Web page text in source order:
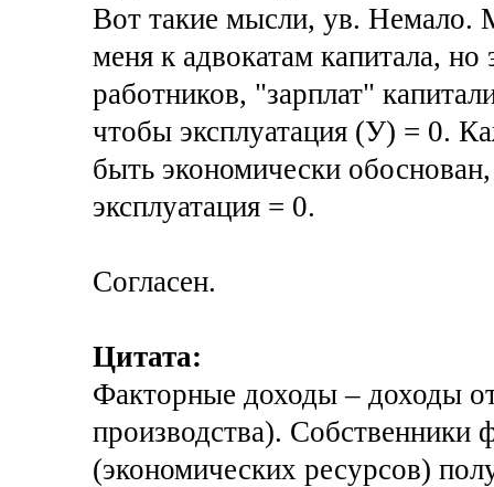
Вот такие мысли, ув. Немало.
меня к адвокатам капитала, но
работников, "зарплат"
чтобы эксплуатация (У) = 0.
быть экономически
эксплуатация = 0.
Согласен.
Цитата:
Факторные доходы – доходы
производства). Собственники
(экономических ресурсов)